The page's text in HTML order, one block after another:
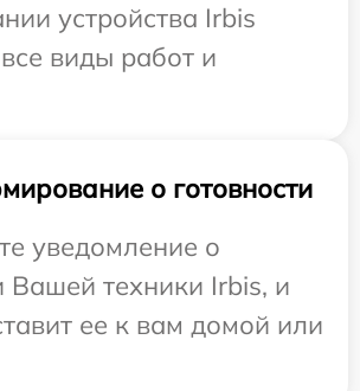
устройства Irbis
виды работ и
о готовности
уведомление о
Вашей техники Irbis, и
ее к вам домой или